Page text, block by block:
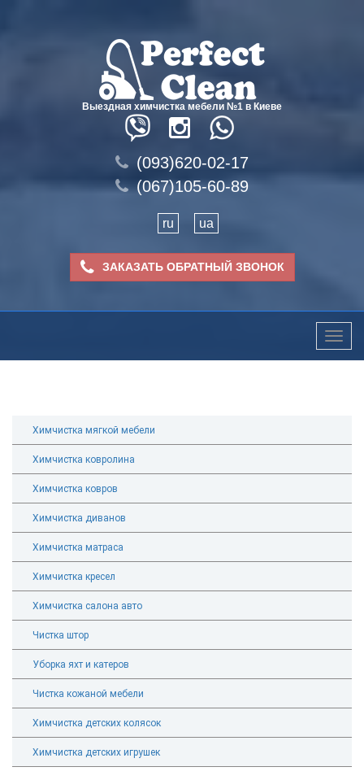
Выездная химчистка мебели №1 в Киеве
(093)620-02-17
(067)105-60-89
ru ua
ЗАКАЗАТЬ ОБРАТНЫЙ ЗВОНОК
Toggle
Химчистка мягкой мебели
Химчистка ковролина
Химчистка ковров
Химчистка диванов
Химчистка матраса
Химчистка кресел
Химчистка салона авто
Чистка штор
Уборка яхт и катеров
Чистка кожаной мебели
Химчистка детских колясок
Химчистка детских игрушек